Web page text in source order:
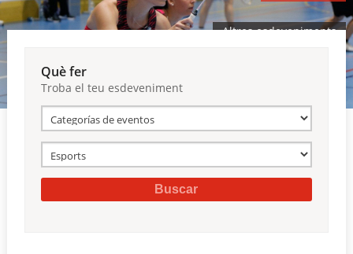
València en esport ▼
Reserves
Altres esdeveniments
Què fer
Troba el teu esdeveniment